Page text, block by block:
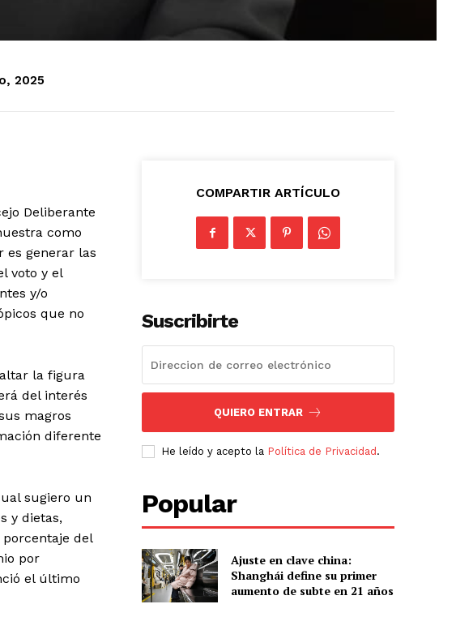
2025
Deliberante
como
es generar las
voto y el
y/o
que no
la figura
del interés
magros
diferente
sugiero un
y dietas,
del
por
el último
COMPARTIR ARTÍCULO
Suscribirte
QUIERO ENTRAR
He leído y acepto la Política de Privacidad .
Popular
Ajuste en clave china:
Shanghái define su primer
aumento de subte en 21 años